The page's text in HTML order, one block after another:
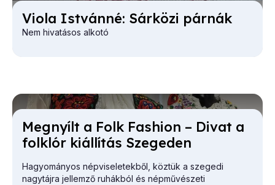
Vi­o­la Ist­ván­né: Sár­kö­zi pár­nák
Nem hivatásos alkotó
Meg­nyílt a Folk Fashi­on – Di­vat a
folk­lór ki­ál­lí­tás Sze­ge­den
Hagyományos népviseletekből, köztük a szegedi
nagytájra jellemző ruhákból és népművészeti